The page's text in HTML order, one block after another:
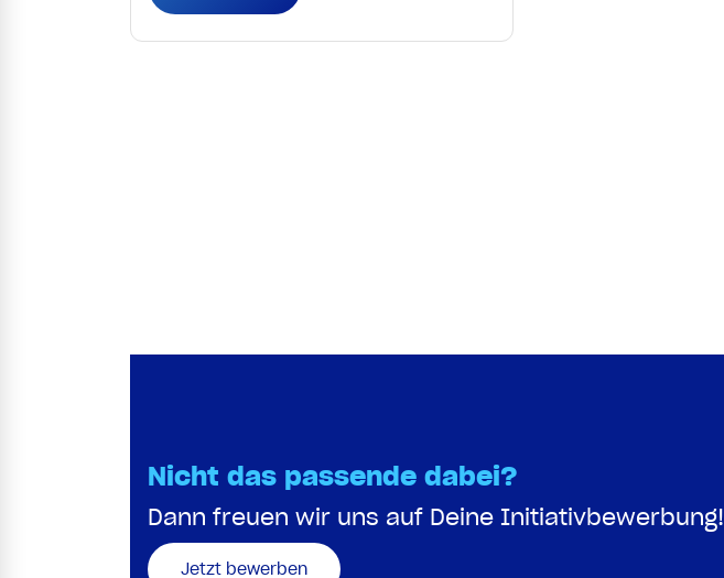
Nicht das passende dabei?
Dann freuen wir uns auf Deine Initiativbewerbung!
Jetzt bewerben